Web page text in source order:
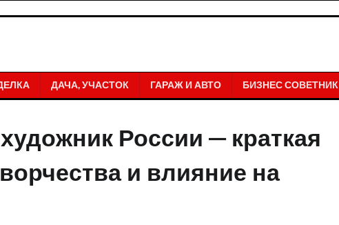
ДАЧА, УЧАСТОК ГАРАЖ И АВТО БИЗНЕС СОВЕТНИК
России — краткая
и влияние на